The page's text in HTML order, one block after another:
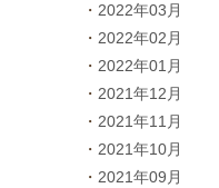
2022年03月
2022年02月
2022年01月
2021年12月
2021年11月
2021年10月
2021年09月